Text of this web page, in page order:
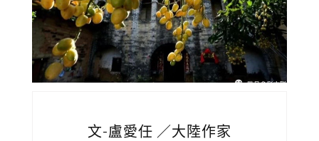
文-盧愛任 ／大陸作家